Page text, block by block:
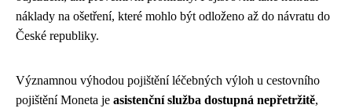
náklady na ošetření, které mohlo být odloženo až do návratu do
České republiky.
Významnou výhodou pojištění léčebných výloh u cestovního
pojištění Moneta je asistenční služba dostupná nepřetržitě,